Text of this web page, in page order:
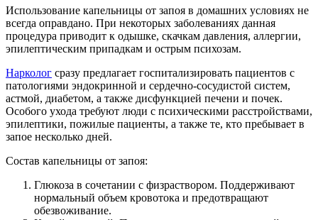
Использование капельницы от запоя в домашних условиях не
всегда оправдано. При некоторых заболеваниях данная
процедура приводит к одышке, скачкам давления, аллергии,
эпилептическим припадкам и острым психозам.
Нарколог сразу предлагает госпитализировать пациентов с
патологиями эндокринной и сердечно-сосудистой систем,
астмой, диабетом, а также дисфункцией печени и почек.
Особого ухода требуют люди с психическими расстройствами,
эпилептики, пожилые пациенты, а также те, кто пребывает в
запое несколько дней.
Состав капельницы от запоя:
Глюкоза в сочетании с физраствором. Поддерживают
нормальный объем кровотока и предотвращают
обезвоживание.